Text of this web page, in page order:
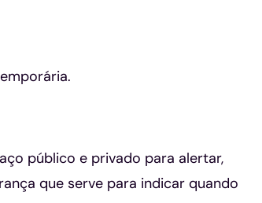
público e privado para alertar,
que serve para indicar quando